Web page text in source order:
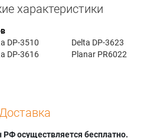
характеристики
DP-3510
DP-3616
Delta DP-3623
Planar PR6022
РФ осуществляется бесплатно.